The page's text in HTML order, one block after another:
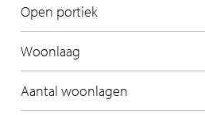
Open portiek
Woonlaag
Aantal woonlagen